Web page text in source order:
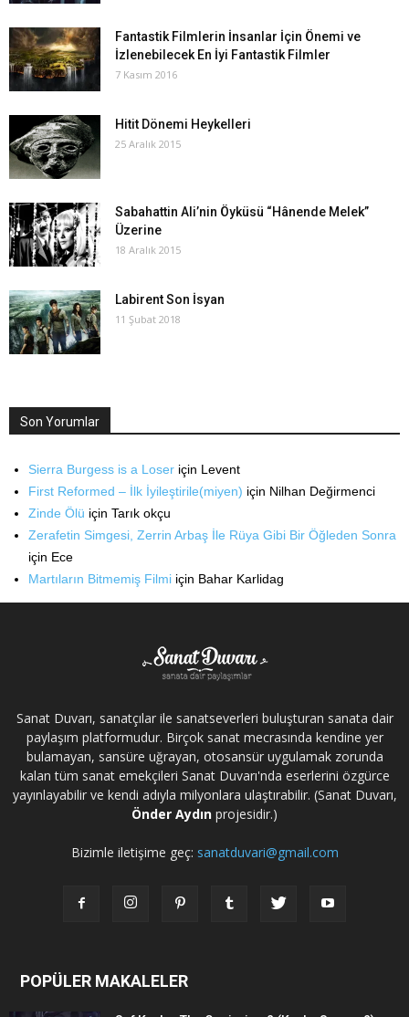
Fantastik Filmlerin İnsanlar İçin Önemi ve
İzlenebilecek En İyi Fantastik Filmler
7 Kasım 2016
Hitit Dönemi Heykelleri
25 Aralık 2015
Sabahattin Ali’nin Öyküsü “Hânende Melek”
Üzerine
18 Aralık 2015
Labirent Son İsyan
11 Şubat 2018
Son Yorumlar
Sierra Burgess is a Loser için Levent
First Reformed – İlk İyileştirile(miyen) için Nilhan Değirmenci
Zinde Ölü için Tarık okçu
Zerafetin Simgesi, Zerrin Arbaş İle Rüya Gibi Bir Öğleden Sonra
için Ece
Martıların Bitmemiş Filmi için Bahar Karlidag
Sanat Duvarı, sanatçılar ile sanatseverleri buluşturan sanata dair
paylaşım platformudur. Birçok sanat mecrasında kendine yer
bulamayan, sansüre uğrayan, otosansür uygulamak zorunda
kalan tüm sanat emekçileri Sanat Duvarı'nda eserlerini özgürce
yayınlayabilir ve kendi adıyla milyonlara ulaştırabilir. (Sanat Duvarı,
Önder Aydın projesidir.)
Bizimle iletişime geç: sanatduvari@gmail.com
POPÜLER MAKALELER